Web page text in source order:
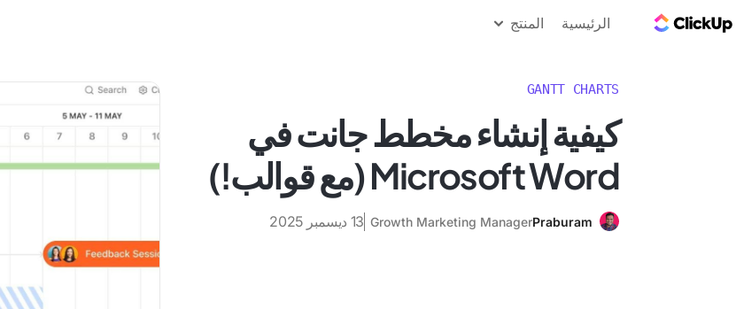
الرئيسية المنتج
GANTT CHARTS
كيفية إنشاء مخطط جانت في
Microsoft Word (مع قوالب!)
Praburam
Growth Marketing Manager 13 ديسمبر 2025